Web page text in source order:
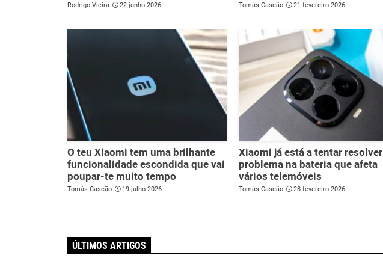
Rodrigo Vieira 22 junho 2026 Tomás Cascão 21 fevereiro 2026
O teu Xiaomi tem uma brilhante
funcionalidade escondida que vai
poupar-te muito tempo
Tomás Cascão 19 julho 2026
Xiaomi já está a tentar resolver
problema na bateria que afeta
vários telemóveis
Tomás Cascão 28 fevereiro 2026
ÚLTIMOS ARTIGOS